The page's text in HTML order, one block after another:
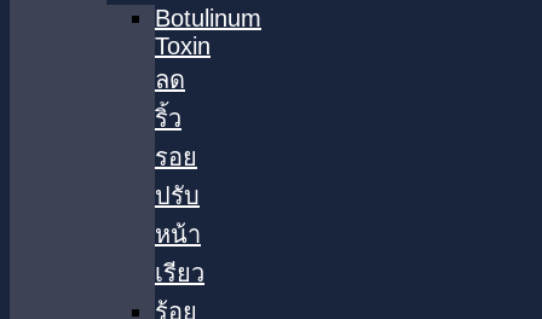
Botulinum
Toxin
ลด
ริ้ว
รอย
ปรับ
หน้า
เรียว
ร้อย